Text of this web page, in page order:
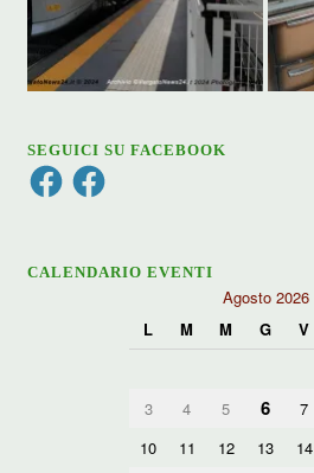
SEGUICI SU FACEBOOK
FacebookFacebook
CALENDARIO EVENTI
Agosto 2026
L
M M G V
3
4 5 6 7
10
11 12 13 14